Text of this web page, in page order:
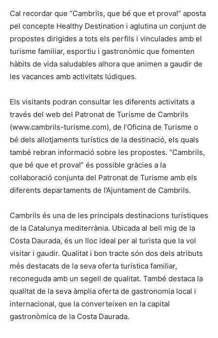
Cal recordar que “Cambrils, que bé que et prova!” aposta
pel concepte Healthy Destination i aglutina un conjunt de
propostes dirigides a tots els perfils i vinculades amb el
turisme familiar, esportiu i gastronòmic que fomenten
hàbits de vida saludables alhora que animen a gaudir de
les vacances amb activitats lúdiques.
Els visitants podran consultar les diferents activitats a
través del web del Patronat de Turisme de Cambrils
(www.cambrils-turisme.com), de l’Oficina de Turisme o
bé dels allotjaments turístics de la destinació, els quals
també rebran informació sobre les propostes. “Cambrils,
que bé que et prova!” és possible gràcies a la
col·laboració conjunta del Patronat de Turisme amb els
diferents departaments de l’Ajuntament de Cambrils.
Cambrils és una de les principals destinacions turístiques
de la Catalunya mediterrània. Ubicada al bell mig de la
Costa Daurada, és un lloc ideal per al turista que la vol
visitar i gaudir. Qualitat i bon tracte són dos dels atributs
més destacats de la seva oferta turística familiar,
reconeguda amb un segell de qualitat. També destaca la
qualitat de la seva àmplia oferta de gastronomia local i
internacional, que la converteixen en la capital
gastronòmica de la Costa Daurada.